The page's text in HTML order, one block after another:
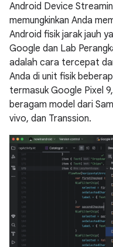
Android Device
memungkinkan Anda
Android fisik jarak jauh
Google dan Lab
adalah cara tercepat
Anda di unit fisik
termasuk Google Pixel
beragam model dari
vivo, dan Transsion.